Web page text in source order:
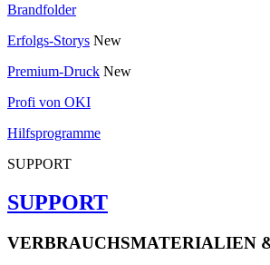
Brandfolder
Erfolgs-Storys New
Premium-Druck New
Profi von OKI
Hilfsprogramme
SUPPORT
SUPPORT
VERBRAUCHSMATERIALIEN